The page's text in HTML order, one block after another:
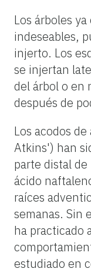
Los árboles
indeseables,
injerto. Los
se injertan
del árbol o en
después de
Los acodos
Atkins') han
parte distal
ácido
raíces
semanas. Sin
ha practicado
estudiado en